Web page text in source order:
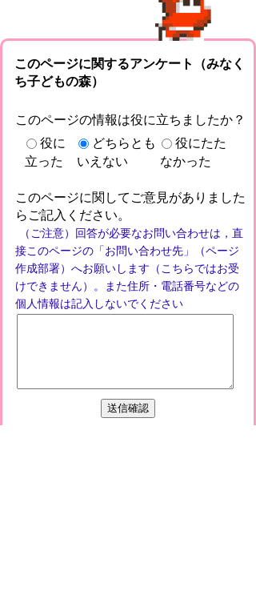
このページに関するアンケート（みなく
ち子どもの森）
このページの情報は役に立ちましたか？
役に
立った
どちらとも
いえない
役にたた
なかった
このページに関してご意見がありました
らご記入ください。
（ご注意）回答が必要なお問い合わせは，直
接このページの「お問い合わせ先」（ページ
作成部署）へお願いします（こちらではお受
けできません）。また住所・電話番号などの
個人情報は記入しないでください